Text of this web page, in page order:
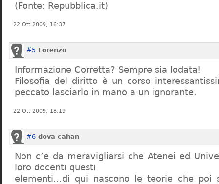
(Fonte: Repubblica.it)
22 Ott 2009, 16:37
#5 Lorenzo
Informazione Corretta? Sempre sia lodata!
Filosofia del diritto è un corso
peccato lasciarlo in mano a un ignorante.
22 Ott 2009, 18:19
#6 dova cahan
Non c’e da meravigliarsi che Atenei ed
loro docenti questi
elementi…di qui nascono le teorie che poi